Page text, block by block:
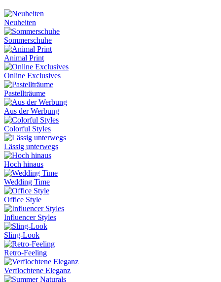
Neuheiten
Sommerschuhe
Animal Print
Online Exclusives
Pastellträume
Aus der Werbung
Colorful Styles
Lässig unterwegs
Hoch hinaus
Wedding Time
Office Style
Influencer Styles
Sling-Look
Retro-Feeling
Verflochtene Eleganz